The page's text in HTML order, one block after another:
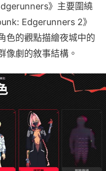
》主要圍繞
Edgerunners 2》
色的觀點描繪夜城中的
像劇的敘事結構。